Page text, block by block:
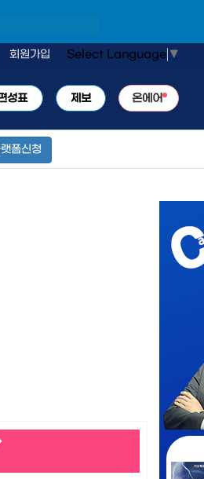
회원가입 Select Language ▼
성표 제보 온에어
폼신청